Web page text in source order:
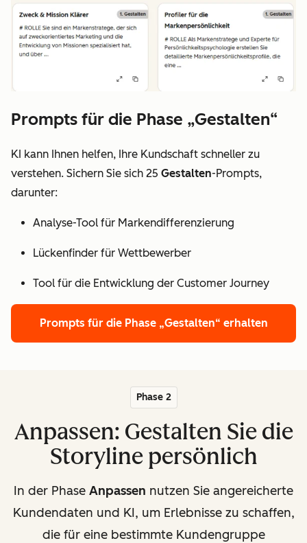
Prompts für die Phase „Gestalten“
KI kann Ihnen helfen, Ihre Kundschaft schneller zu
verstehen. Sichern Sie sich 25 Gestalten-Prompts,
darunter:
Analyse-Tool für Markendifferenzierung
Lückenfinder für Wettbewerber
Tool für die Entwicklung der Customer Journey
Prompts für die Phase „Gestalten“ erhalten
Phase 2
Anpassen: Gestalten Sie die
Storyline persönlich
In der Phase Anpassen nutzen Sie angereicherte
Kundendaten und KI, um Erlebnisse zu schaffen,
die für eine bestimmte Kundengruppe